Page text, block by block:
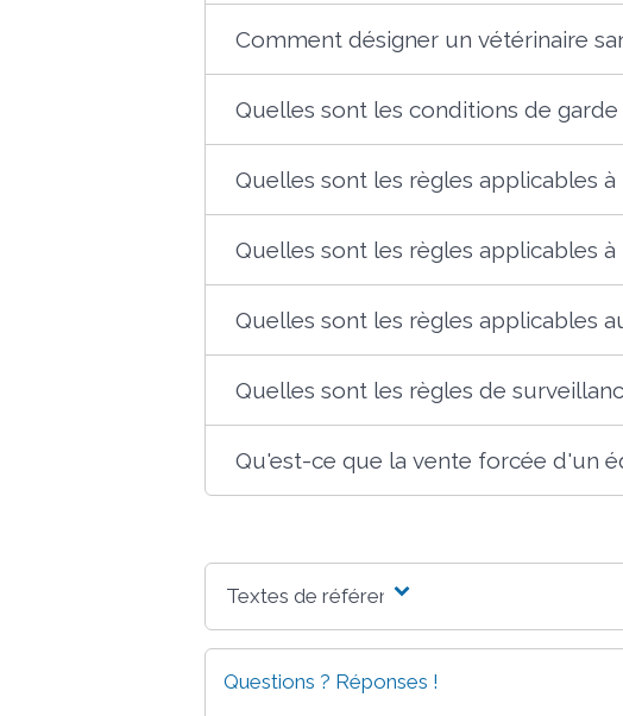
Comment désigner un vétérinaire
Quelles sont les conditions de garde
Quelles sont les règles applicables
Quelles sont les règles applicables
Quelles sont les règles applicables
Quelles sont les règles de
Qu'est-ce que la vente forcée d'un
Textes de référence
Questions ? Réponses !